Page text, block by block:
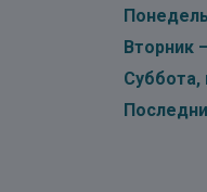
Вторник
Суббота,